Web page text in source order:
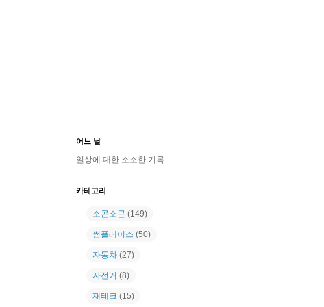
어느 날
일상에 대한 소소한 기록
카테고리
소곤소곤 (149)
썸플레이스 (50)
자동차 (27)
자전거 (8)
재테크 (15)